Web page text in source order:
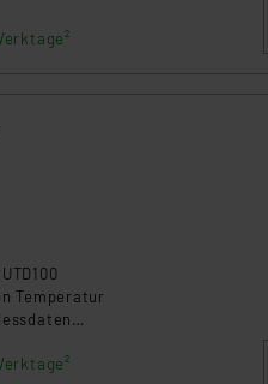
Temperatur
sich ideal